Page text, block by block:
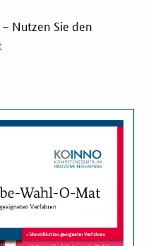
Nutzen Sie den